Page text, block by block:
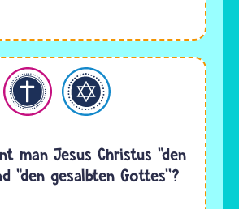
man Jesus Christus "den
"den gesalbten Gottes''?